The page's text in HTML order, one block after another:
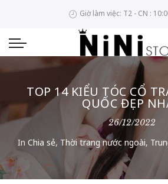
Giờ làm việc: T2 - CN :
TOP 14 KIỂU TÓC CỔ
QUỐC ĐẸP
26/12/2022
In Chia sẻ, Thời trang nước ngoài,